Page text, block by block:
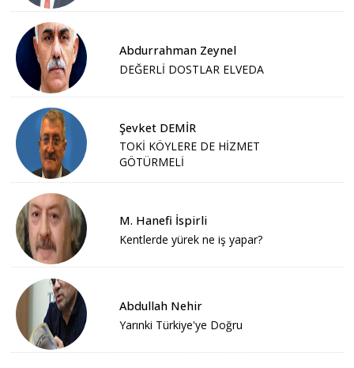
Abdurrahman Zeynel
DEĞERLİ DOSTLAR ELVEDA
Şevket DEMİR
TOKİ KÖYLERE DE HİZMET
GÖTÜRMELİ
M. Hanefi İspirli
Kentlerde yürek ne iş yapar?
Abdullah Nehir
Yarınki Türkiye'ye Doğru